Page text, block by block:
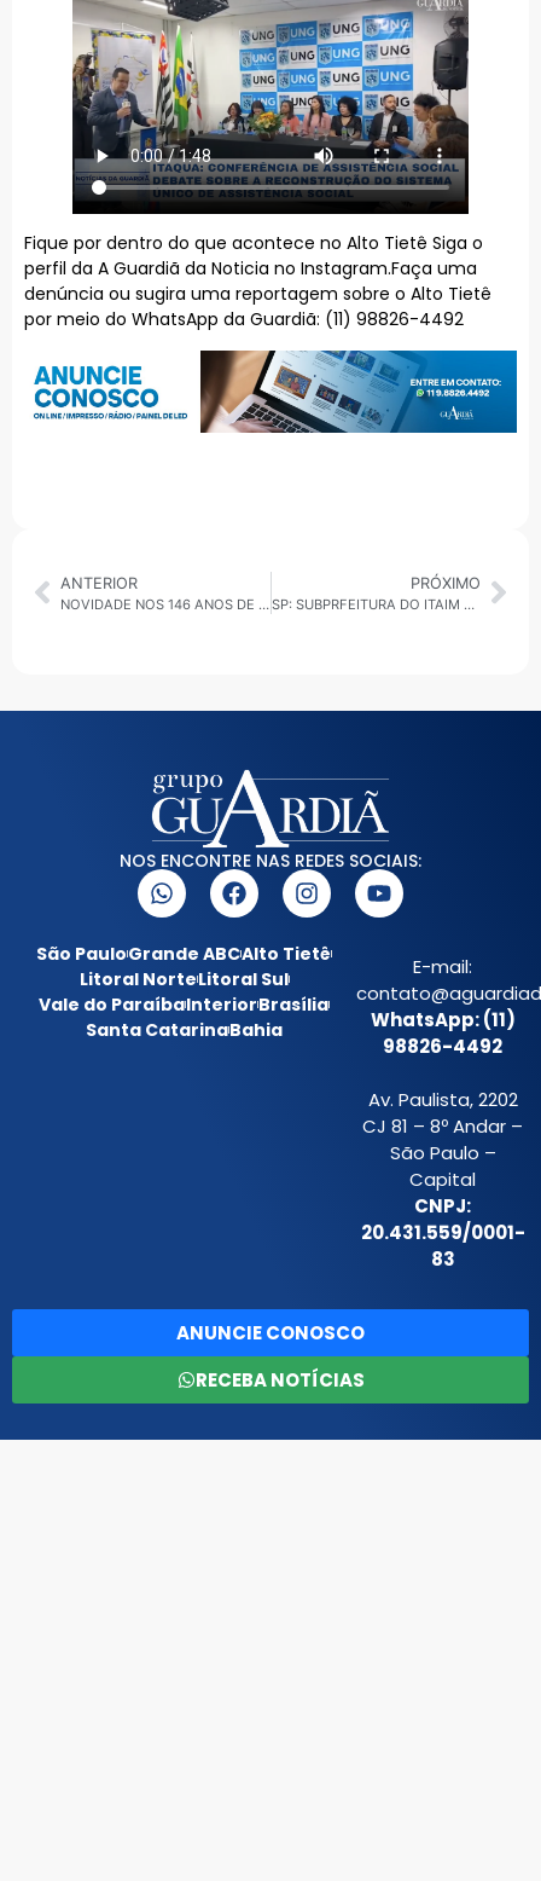
Fique por dentro do que acontece no Alto Tietê Siga o
perfil da A Guardiã da Noticia no Instagram.Faça uma
denúncia ou sugira uma reportagem sobre o Alto Tietê
por meio do WhatsApp da Guardiã: (11) 98826-4492
ANTERIOR
NOVIDADE NOS 146 ANOS DE SÃO CAETANO: QUEM DOAR ALIMENTOS PARA O FUNDO SOCIAL VAI CONCORRER À VÁRIOS PRÊMIOS
PRÓXIMO
SP: SUBPRFEITURA DO ITAIM PAULISTA PRESTA CONTAS DE PROJETOS E OBRAS QUE VÃO RECEBER INVESTIMENTOS DE R$ 23 MILHÕES NA ZL
NOS ENCONTRE NAS REDES SOCIAIS:
São PauloGrande ABCAlto Tietê
Litoral NorteLitoral Sul
Vale do ParaíbaInteriorBrasília
Santa CatarinaBahia
E-mail:
WhatsApp: (11)
98826-4492
Av. Paulista, 2202
CJ 81 – 8º Andar –
São Paulo –
Capital
CNPJ:
20.431.559/0001-
83
ANUNCIE CONOSCO
RECEBA NOTÍCIAS